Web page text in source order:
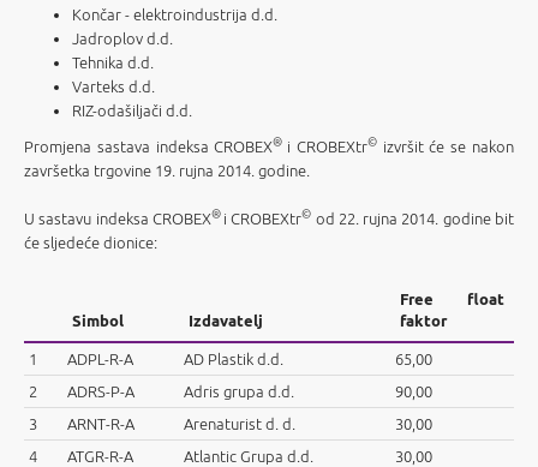
Končar - elektroindustrija d.d.
Jadroplov d.d.
Tehnika d.d.
Varteks d.d.
RIZ-odašiljači d.d.
Promjena sastava indeksa CROBEX® i CROBEXtr©izvršit će se nakon
završetka trgovine 19. rujna 2014. godine.
U sastavu indeksa CROBEX® i CROBEXtr© od 22. rujna 2014. godine bit
će sljedeće dionice:
Simbol Izdavatelj
Free float
faktor
1 ADPL-R-A AD Plastik d.d.
65,00
2
ADRS-P-A Adris grupa d.d.
90,00
3
ARNT-R-A Arenaturist d. d.
30,00
4
ATGR-R-A Atlantic Grupa d.d.
30,00